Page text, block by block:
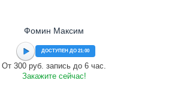
Фомин Максим
ДОСТУПЕН ДО 21:00
От 300 руб. запись до 6 час.
Закажите сейчас!